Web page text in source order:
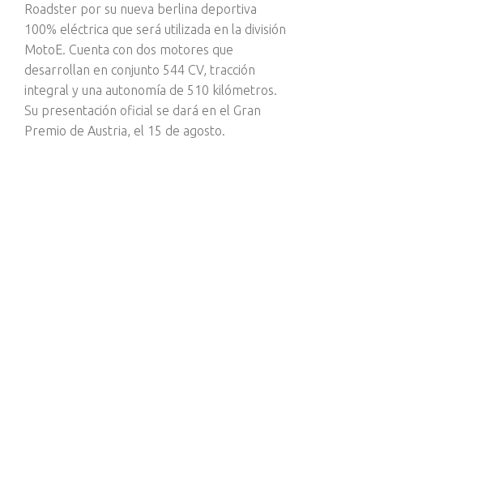
Roadster por su nueva berlina deportiva
100% eléctrica que será utilizada en la división
MotoE. Cuenta con dos motores que
desarrollan en conjunto 544 CV, tracción
integral y una autonomía de 510 kilómetros.
Su presentación oficial se dará en el Gran
Premio de Austria, el 15 de agosto.